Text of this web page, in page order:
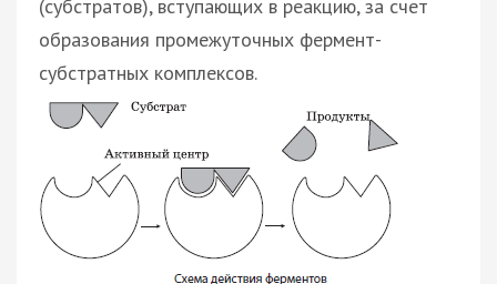
(субстратов), вступающих в реакцию, за счет
образования промежуточных фермент-
субстратных комплексов.